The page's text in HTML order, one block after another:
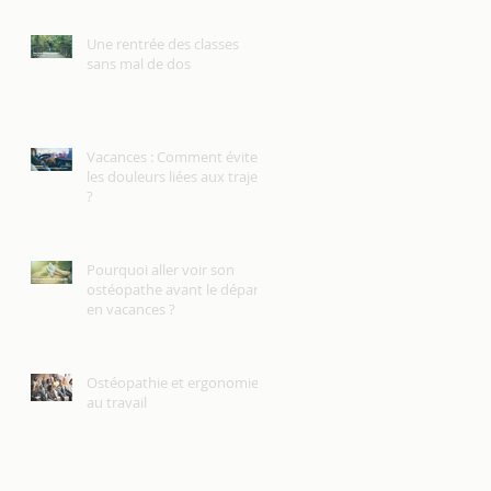
Une rentrée des classes
sans mal de dos
Vacances : Comment éviter
les douleurs liées aux trajets
?
Pourquoi aller voir son
ostéopathe avant le départ
en vacances ?
Ostéopathie et ergonomie
au travail